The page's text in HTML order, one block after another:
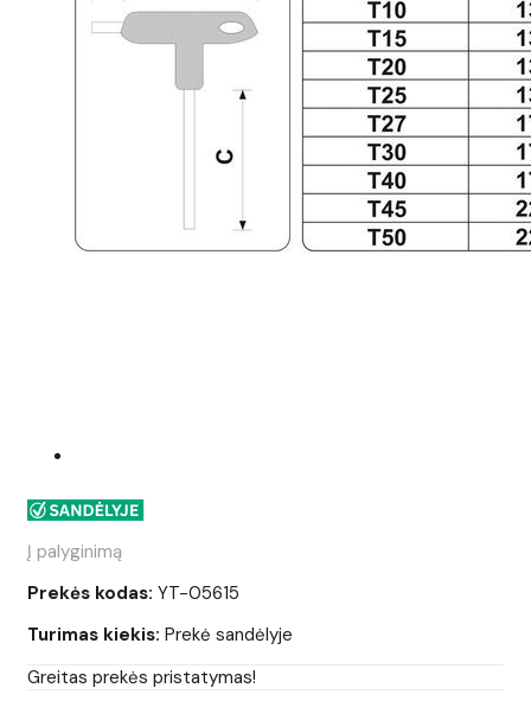
Į palyginimą
Prekės kodas: YT-05615
Turimas kiekis: Prekė sandėlyje
Greitas prekės pristatymas!